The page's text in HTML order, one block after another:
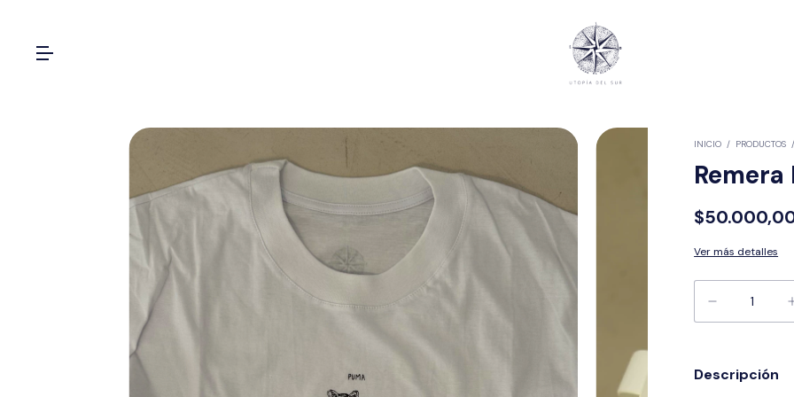
INICIO / PRODUCTOS
Remera
Ver más detalles
Descripción